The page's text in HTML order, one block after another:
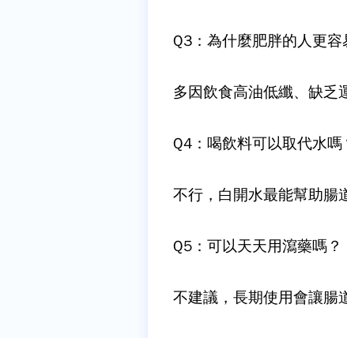
Q3 ：為什麼肥胖的人更容
多因飲食高油低纖、缺乏
Q4 ：喝飲料可以取代水嗎
不行，白開水最能幫助腸
Q5 ：可以天天用瀉藥嗎？
不建議，長期使用會讓腸